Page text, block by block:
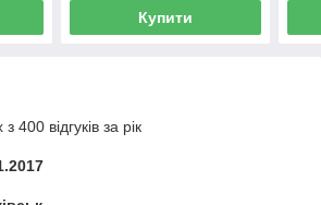
Купити
400 відгуків за рік